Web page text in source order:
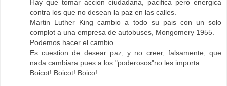
Hay que tomar accion ciudadana, pacifica pero energica
contra los que no desean la paz en las calles.
Martin Luther King cambio a todo su pais con un solo
complot a una empresa de autobuses, Mongomery 1955.
Podemos hacer el cambio.
Es cuestion de desear paz, y no creer, falsamente, que
nada cambiara pues a los "poderosos"no les importa.
Boicot! Boicot! Boico!